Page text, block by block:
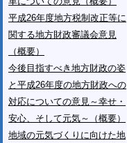
平成26年度地方税制改正等に
関する地方財政審議会意見
（概要）
今後目指すべき地方財政の姿
と平成26年度の地方財政への
対応についての意見～幸せ・
安心、そして元気～（概要）
地域の元気づくりに向けた地